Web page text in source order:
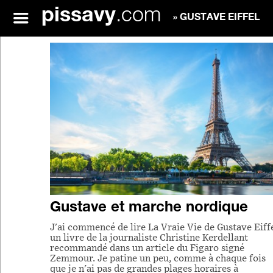
pissavy.com » GUSTAVE EIFFEL
Gustave et marche nordique
J'ai commencé de lire La Vraie Vie de Gustave
un livre de la journaliste Christine Kerdellant
recommandé dans un article du Figaro signé
Zemmour. Je patine un peu, comme à chaque fois
que je n'ai pas de grandes plages horaires à